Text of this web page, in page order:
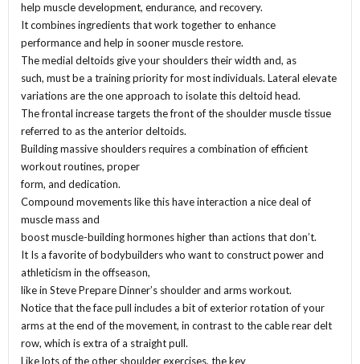
help muscle development, endurance, and recovery.
It combines ingredients that work together to enhance
performance and help in sooner muscle restore.
The medial deltoids give your shoulders their width and, as
such, must be a training priority for most individuals. Lateral elevate
variations are the one approach to isolate this deltoid head.
The frontal increase targets the front of the shoulder muscle tissue
referred to as the anterior deltoids.
Building massive shoulders requires a combination of efficient
workout routines, proper
form, and dedication.
Compound movements like this have interaction a nice deal of
muscle mass and
boost muscle-building hormones higher than actions that don’t.
It Is a favorite of bodybuilders who want to construct power and
athleticism in the offseason,
like in Steve Prepare Dinner’s shoulder and arms workout.
Notice that the face pull includes a bit of exterior rotation of your
arms at the end of the movement, in contrast to the cable rear delt
row, which is extra of a straight pull.
Like lots of the other shoulder exercises, the key